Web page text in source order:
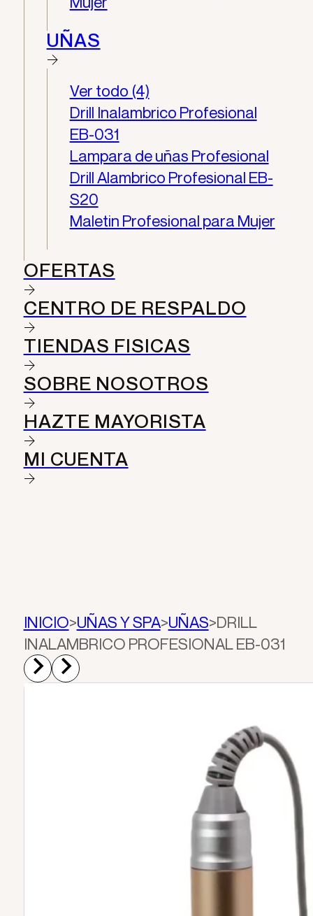
UÑAS
Ver todo (4)
Drill Inalambrico Profesional
EB-031
Lampara de uñas Profesional
Drill Alambrico Profesional EB-
S20
Maletin Profesional para Mujer
OFERTAS
CENTRO DE RESPALDO
TIENDAS FISICAS
SOBRE NOSOTROS
HAZTE MAYORISTA
MI CUENTA
INICIO>UÑAS Y SPA>UÑAS>DRILL
INALAMBRICO PROFESIONAL EB-031